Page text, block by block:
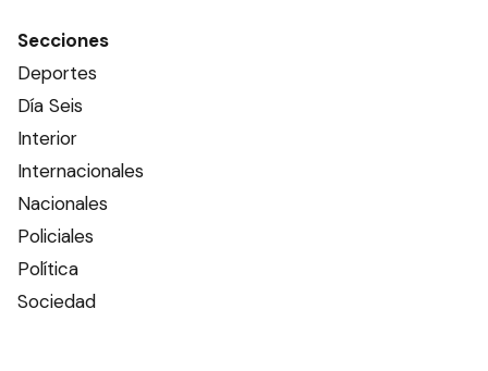
Secciones
Deportes
Día Seis
Interior
Internacionales
Nacionales
Policiales
Política
Sociedad